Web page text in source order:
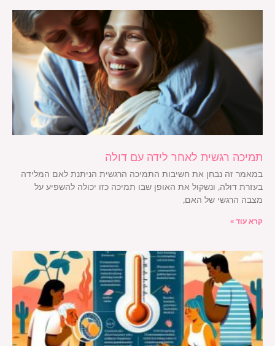
תמיכה רגשית לאחר לידה עם דולה
במאמר זה נבחן את חשיבות התמיכה הרגשית הניתנת לאם המלידה
בעזרת דולה, ונשקול את האופן שבו תמיכה כזו יכולה להשפיע על
מצבה הרגשי של האם,
קרא עוד »